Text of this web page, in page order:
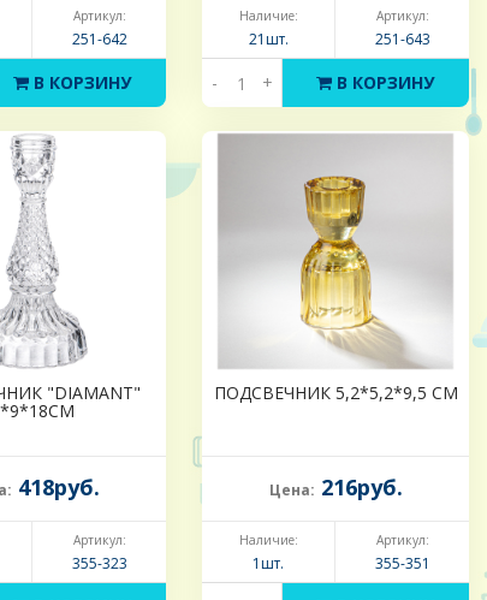
Артикул:
251-642
В КОРЗИНУ
Наличие:
21шт.
Артикул:
251-643
- + В КОРЗИНУ
"DIAMANT"
418руб.
Артикул:
355-323
ПОДСВЕЧНИК 5,2*5,2*9,5 СМ
Цена: 216руб.
Наличие:
1шт.
Артикул:
355-351